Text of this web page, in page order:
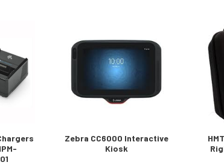
Zebra CC6000 Interactive
Kiosk